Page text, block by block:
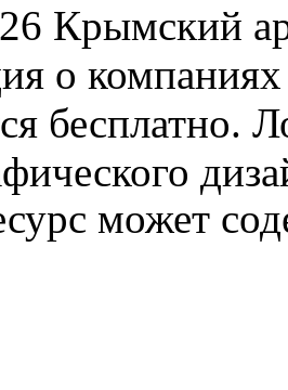
Крымский
о компаниях
бесплатно.
может